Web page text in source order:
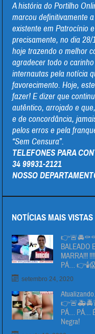
A história do Portilho
marcou definitivamente
existente em Patrocínio
precisamente, no dia
hoje trazendo o melhor
agradecer todo o
internautas pela notícia
favorecimento. Hoje,
fazer! E dizer que
autêntico, arrojado e
e de concordância,
pelos erros e pela
“Sem Censura”.
TELEFONES PARA
34 99931-2121
NOSSO
NOTÍCIAS MAIS VISTAS
BALEADO
MARRA!!!
PÁ…
setembro 24, 2020
PÁ… PÁ…
Negra!